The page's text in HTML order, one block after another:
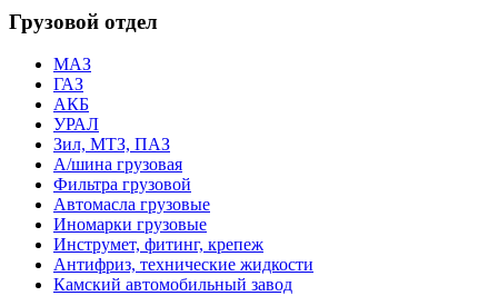
Грузовой отдел
МАЗ
ГАЗ
АКБ
УРАЛ
Зил, МТЗ, ПАЗ
А/шина грузовая
Фильтра грузовой
Автомасла грузовые
Иномарки грузовые
Инструмет, фитинг, крепеж
Антифриз, технические жидкости
Камский автомобильный завод